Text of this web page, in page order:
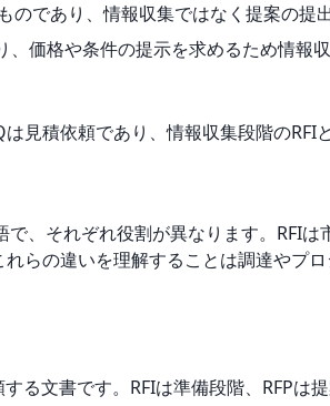
であり、情報収集ではなく提案の提
価格や条件の提示を求めるため情報収
見積依頼であり、情報収集段階の
、それぞれ役割が異なります。RFI
らの違いを理解することは調達やプ
る文書です。RFIは準備段階、RFPは